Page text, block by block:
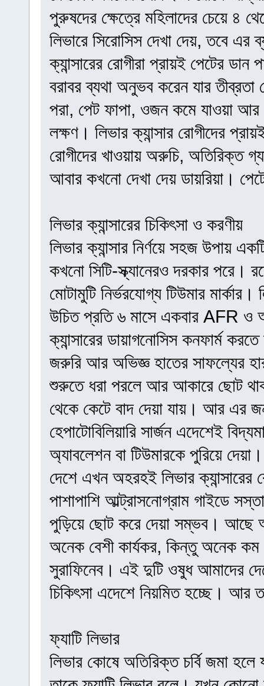
পুরুষদের ক্ষেত্রে মহিলাদের চেয়ে ৪
লিভারে সিরোসিস দেখা দেয়, তবে এর
ক্যান্সারের রোগীরা প্রায়ই পেটের
বরাবর ব্যথা অনুভব করেন যার
পরা, পেট ফাপা, ওজন কমে যাওয়া
লক্ষণ। লিভার ক্যান্সার রোগীদের
রোগীদের খাওয়ায় অরুচি, অতিরিক্ত
আবার কখনো দেখা দেয় ডায়রিয়া।
লিভার ক্যান্সারের চিকিৎসা ও করণীয়
লিভার ক্যান্সার নির্ণয়ে সহজ উপায়
কখনো সিটি-স্ক্যানেরও দরকার পরে।
মোটামুটি নির্ভরযোগ্য টিউমার
উচিত প্রতি ৬ মাসে একবার AFR ও
ক্যান্সারের ডায়াগনোসিস কনফার্ম
জরুরি আর অভিজ্ঞ হাতের সাফল্যের
শুরুতে ধরা পরলে আর আকারে ছোট
থেকে কেটে বাদ দেয়া যায়। আর এর
হেপাটোবিলিয়ারি সার্জন এদেশেই
অ্যাবলেশন বা টিউমারকে পুরিয়ে
দেশে এখন অহরহই লিভার ক্যান্সারের
পাশাপাশি আল্ট্রাসনোগ্রাম গাইডে
পুড়িয়ে ছোট করে দেয়া সম্ভব।
অনেক বেশী কার্যকর, কিন্তু অনেক কম
সুরাফিনেব। এই দুটি ওষুধ আমাদের
চিকিৎসা এদেশে নিয়মিত হচ্ছে। আর
ফ্যাটি লিভার
লিভার কোষে অতিরিক্ত চর্বি জমা